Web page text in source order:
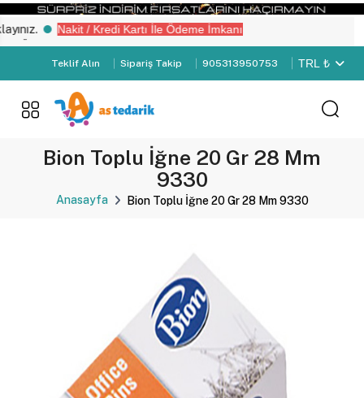
Girişi" yapın.
Nakit / Kredi Kartı İle Ödeme İmkanı
Teklif Alın Sipariş Takip 905313950753 TRL ₺
Bion Toplu İğne 20 Gr 28 Mm
9330
Anasayfa Bion Toplu İğne 20 Gr 28 Mm 9330